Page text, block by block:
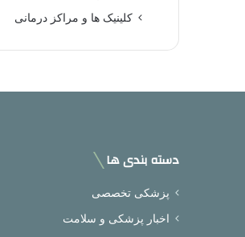
کلینیک ها و مراکز درمانی
دسته بندی ها
پزشکی تخصصی
اخبار پزشکی و سلامت